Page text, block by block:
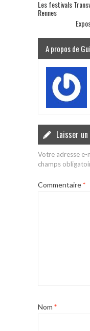
Les festivals
Rennes
A propos de
Laisser
Votre adresse e-
champs
Commentaire*
Nom *